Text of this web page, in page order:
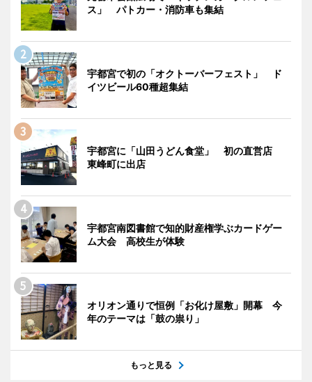
ス」 パトカー・消防車も集結
宇都宮で初の「オクトーバーフェスト」 ド
イツビール60種超集結
宇都宮に「山田うどん食堂」 初の直営店
東峰町に出店
宇都宮南図書館で知的財産権学ぶカードゲー
ム大会 高校生が体験
オリオン通りで恒例「お化け屋敷」開幕 今
年のテーマは「鼓の祟り」
もっと見る